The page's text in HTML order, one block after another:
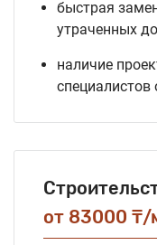
быстрая
утраченных
наличие
от 83000 ₸/